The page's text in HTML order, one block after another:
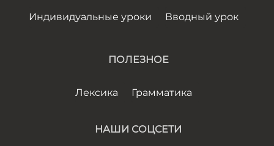
Индивидуальные уроки Вводный урок
ПОЛЕЗНОЕ
Лексика Грамматика
НАШИ СОЦСЕТИ